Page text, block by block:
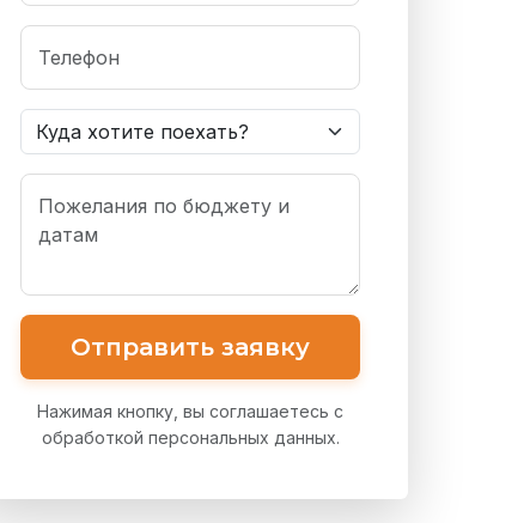
Отправить заявку
Нажимая кнопку, вы соглашаетесь с
обработкой персональных данных.